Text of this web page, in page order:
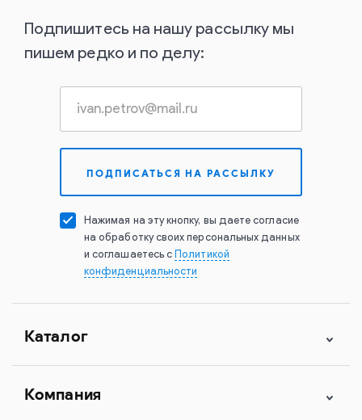
Подпишитесь на нашу рассылку мы
пишем редко и по делу:
Нажимая на эту кнопку, вы даете согласие
на обработку своих персональных данных
и соглашаетесь с Политикой
конфиденциальности
Каталог
Компания